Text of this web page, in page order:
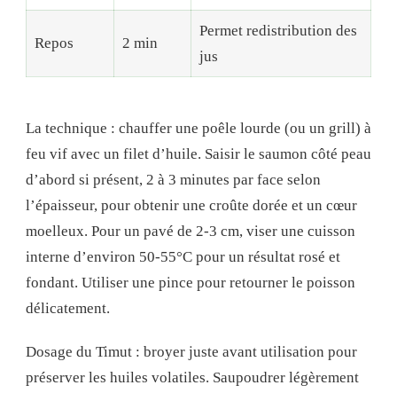
Repos 2 min
Permet redistribution des
jus
La technique : chauffer une poêle lourde (ou un grill) à
feu vif avec un filet d’huile. Saisir le saumon côté peau
d’abord si présent, 2 à 3 minutes par face selon
l’épaisseur, pour obtenir une croûte dorée et un cœur
moelleux. Pour un pavé de 2-3 cm, viser une cuisson
interne d’environ 50-55°C pour un résultat rosé et
fondant. Utiliser une pince pour retourner le poisson
délicatement.
Dosage du Timut : broyer juste avant utilisation pour
préserver les huiles volatiles. Saupoudrer légèrement